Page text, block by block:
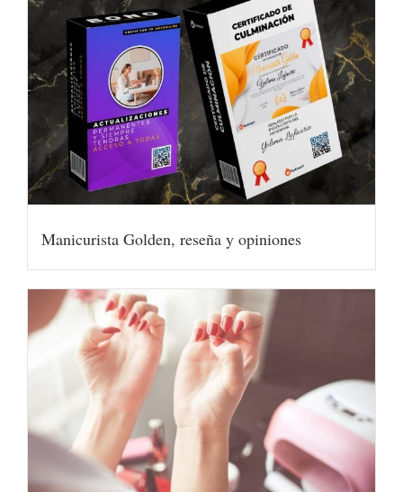
Manicurista Golden, reseña y opiniones